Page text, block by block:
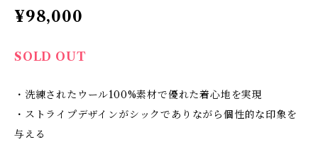
¥98,000
SOLD OUT
・洗練されたウール100%素材で優れた着心地を実現
・ストライプデザインがシックでありながら個性的な印象を
与える